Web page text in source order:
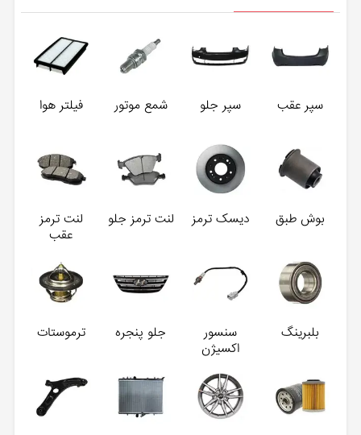
سپر عقب سپر جلو شمع موتور فیلتر هوا
بوش طبق دیسک ترمز لنت ترمز جلو
لنت ترمز
عقب
بلبرینگ
سنسور
اکسیژن
جلو پنجره ترموستات